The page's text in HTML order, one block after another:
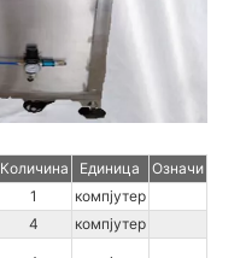
Количина Единица
Означи
1
компјутер
4 компјутер